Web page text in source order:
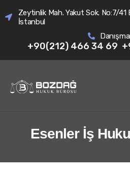
Zeytinlik Mah. Yakut Sok. No:7/41
İstanbul
+90(212) 466 34 69
Esenler İş